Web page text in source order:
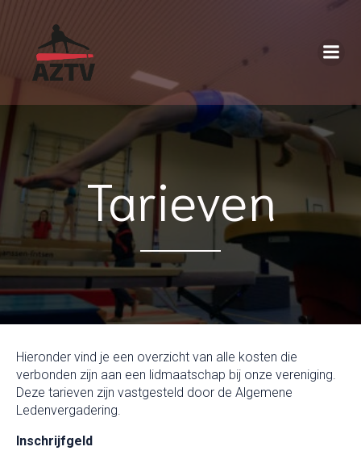
Tarieven
Hieronder vind je een overzicht van alle kosten die
verbonden zijn aan een lidmaatschap bij onze vereniging.
Deze tarieven zijn vastgesteld door de Algemene
Ledenvergadering.
Inschrijfgeld